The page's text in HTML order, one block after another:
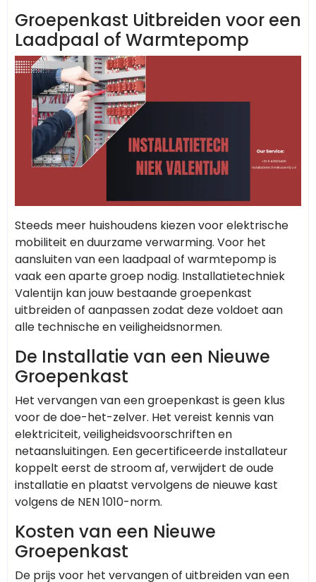
Groepenkast Uitbreiden voor een
Laadpaal of Warmtepomp
Steeds meer huishoudens kiezen voor elektrische
mobiliteit en duurzame verwarming. Voor het
aansluiten van een laadpaal of warmtepomp is
vaak een aparte groep nodig. Installatietechniek
Valentijn kan jouw bestaande groepenkast
uitbreiden of aanpassen zodat deze voldoet aan
alle technische en veiligheidsnormen.
De Installatie van een Nieuwe
Groepenkast
Het vervangen van een groepenkast is geen klus
voor de doe-het-zelver. Het vereist kennis van
elektriciteit, veiligheidsvoorschriften en
netaansluitingen. Een gecertificeerde installateur
koppelt eerst de stroom af, verwijdert de oude
installatie en plaatst vervolgens de nieuwe kast
volgens de NEN 1010-norm.
Kosten van een Nieuwe
Groepenkast
De prijs voor het vervangen of uitbreiden van een